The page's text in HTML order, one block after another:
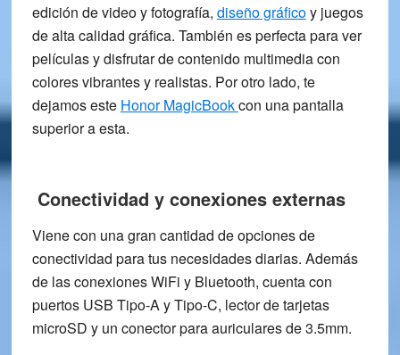
edición de video y fotografía, diseño gráficoy juegos
de alta calidad gráfica. También es perfecta para ver
películas y disfrutar de contenido multimedia con
colores vibrantes y realistas. Por otro lado, te
dejamos este Honor MagicBookcon una pantalla
superior a esta.
Conectividad y conexiones externas
Viene con una gran cantidad de opciones de
conectividad para tus necesidades diarias. Además
de las conexionesWiFi y Bluetooth, cuenta con
puertos USB Tipo-A y Tipo-C, lector detarjetas
microSD y un conector paraauriculares de 3.5mm.